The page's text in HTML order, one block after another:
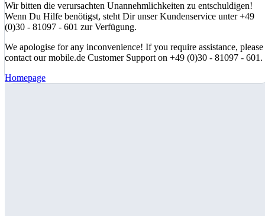
Wir bitten die verursachten Unannehmlichkeiten zu entschuldigen!
Wenn Du Hilfe benötigst, steht Dir unser Kundenservice unter +49
(0)30 - 81097 - 601 zur Verfügung.
We apologise for any inconvenience! If you require assistance, please
contact our mobile.de Customer Support on +49 (0)30 - 81097 - 601.
Homepage